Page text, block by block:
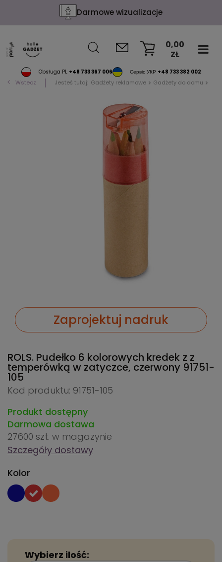
Darmowe wizualizacje
Obsługa PL +48 733 367 006 Сервіс УКР +48 733 382 002
0,00
ZŁ
Wstecz Jesteś tutaj: Gadżety reklamowe Gadżety do domu
Zaprojektuj nadruk
ROLS. Pudełko 6 kolorowych kredek z z
temperówką w zatyczce, czerwony 91751-
105
Kod produktu: 91751-105
Produkt dostępny
Darmowa dostawa
27600 szt. w magazynie
Szczegóły dostawy
Kolor
Wybierz ilość: